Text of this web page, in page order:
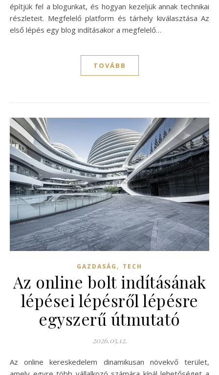
építjük fel a blogunkat, és hogyan kezeljük annak technikai
részleteit. Megfelelő platform és tárhely kiválasztása Az
első lépés egy blog indításakor a megfelelő…
TOVÁBB
GAZDASÁG , TECH
Az online bolt indításának
lépései lépésről lépésre
egyszerű útmutató
2026.05.12.
Az online kereskedelem dinamikusan növekvő terület,